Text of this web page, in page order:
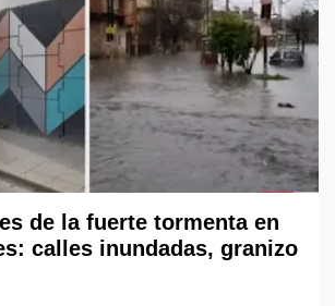
de la fuerte tormenta en
calles inundadas, granizo